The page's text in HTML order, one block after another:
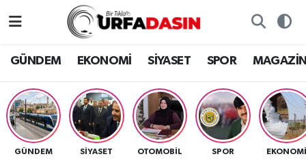
GÜNDEM EKONOMİ SİYASET SPOR
GÜNDEM SİYASET OTOMOBİL SPOR EKONOMİ
EKONOMİ
SİYASET
SPOR
Gizlilik ve Güvenlik Politikası
İletişim
Nöbetçi Eczaneler
Hava Durumu
Namaz Vakitleri
Trafik Durumu